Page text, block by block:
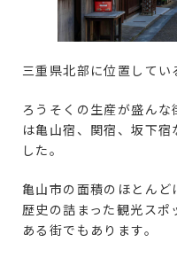
三重県北部に位置してい
ろうそくの生産が盛ん
は亀山宿、関宿、坂下
した。
亀山市の面積のほとん
歴史の詰まった観光ス
ある街でもあります。